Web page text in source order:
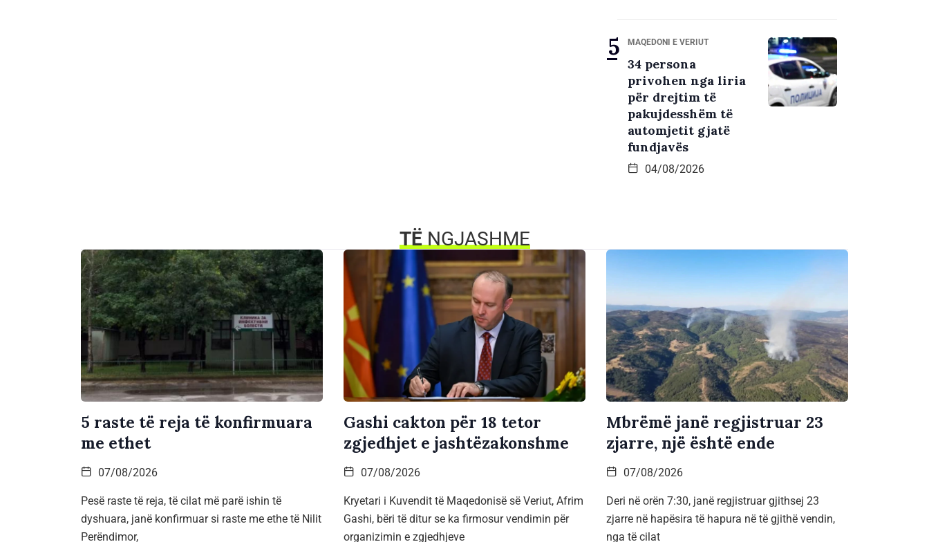
MAQEDONI E VERIUT
34 persona
privohen nga liria
për drejtim të
pakujdesshëm të
automjetit gjatë
fundjavës
04/08/2026
TËNGJASHME
5 raste të reja të konfirmuara
me ethet
07/08/2026
Pesë raste të reja, të cilat më parë ishin të
dyshuara, janë konfirmuar si raste me ethe të Nilit
Perëndimor,
Gashi cakton për 18 tetor
zgjedhjet e jashtëzakonshme
07/08/2026
Kryetari i Kuvendit të Maqedonisë së Veriut, Afrim
Gashi, bëri të ditur se ka firmosur vendimin për
organizimin e zgjedhjeve
Mbrëmë janë regjistruar 23
zjarre, një është ende
07/08/2026
Deri në orën 7:30, janë regjistruar gjithsej 23
zjarre në hapësira të hapura në të gjithë vendin,
nga të cilat